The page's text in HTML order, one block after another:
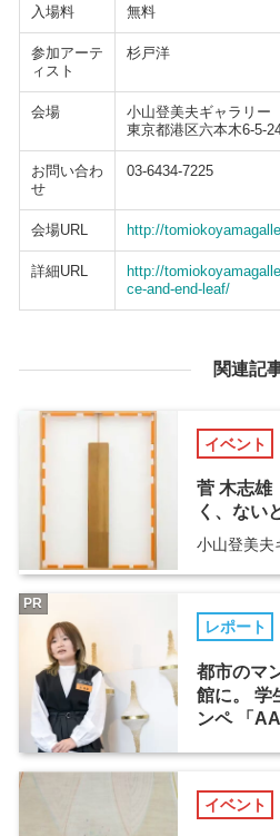
入場料 無料
参加アーテ
ィスト
杉戸洋
会場
小山登美夫ギャラリー
東京都港区六本木6-5-
お問い合わ
せ
03-6434-7225
会場URL http://
詳細URL
http://
ce-and-end-leaf/
関連記
イベント
菅 木志雄
く、ない
小山登美夫
レポート
都市のマ
館に。 学
ンペ 「
PR
イベント